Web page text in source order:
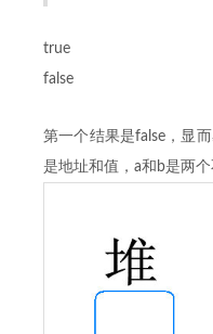
true
false
第一个结果是false，显
是地址和值，a和b是两